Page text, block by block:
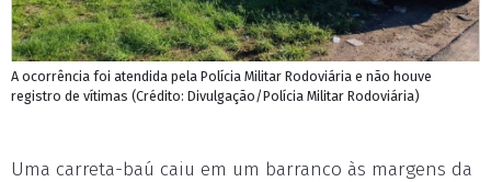
A ocorrência foi atendida pela Polícia Militar Rodoviária e não houve
registro de vítimas (Crédito: Divulgação/Polícia Militar Rodoviária)
Uma carreta-baú caiu em um barranco às margens da